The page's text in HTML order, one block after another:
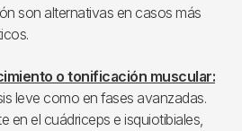
son alternativas en casos más
o tonificación muscular:
leve como en fases avanzadas.
en el cuádriceps e isquiotibiales,